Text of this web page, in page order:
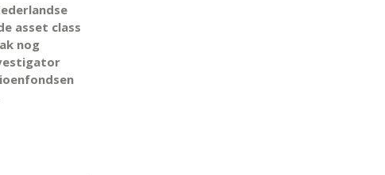
asset class
nog